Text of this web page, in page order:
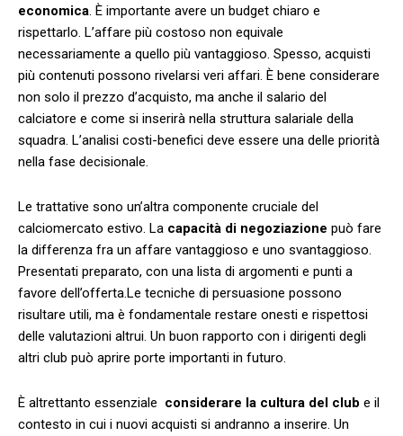
economica . È importante avere un budget chiaro e
rispettarlo. L’affare più costoso non ‍equivale
necessariamente ​a⁢ quello ⁢più ⁢vantaggioso. Spesso, acquisti
più contenuti ​possono rivelarsi veri affari. È bene considerare
non⁣ solo il prezzo‍ d’acquisto, ma⁤ anche⁤ il ⁤salario‌ del
calciatore e come ​si inserirà nella struttura ​salariale ‌della
squadra. L’analisi⁣ costi-benefici deve essere una⁤ delle priorità
‌nella fase⁣ decisionale.
Le trattative⁣ sono un’altra componente cruciale del
calciomercato estivo. La capacità ⁤di negoziazione può fare
la differenza fra un affare vantaggioso e uno svantaggioso.
Presentati⁢ preparato, ⁢con una lista di argomenti e punti a‍
favore ​dell’offerta.Le tecniche di persuasione possono
risultare utili, ma ⁣è fondamentale restare onesti e rispettosi
delle valutazioni altrui. Un buon​ rapporto con i dirigenti degli
altri⁤ club‍ può aprire porte importanti in futuro.
È altrettanto essenziale ‌ considerare la cultura ⁤del club e il
contesto in⁣ cui i nuovi acquisti si andranno a inserire. Un